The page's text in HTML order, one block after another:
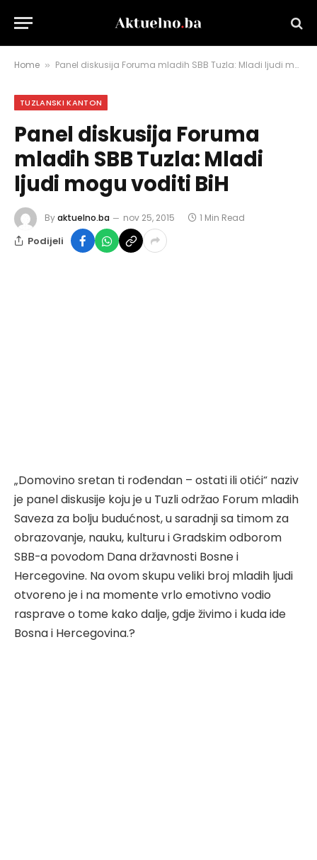
Home » Panel diskusija Foruma mladih SBB Tuzla: Mladi ljudi mogu voditi BiH
TUZLANSKI KANTON
Panel diskusija Foruma
mladih SBB Tuzla: Mladi
ljudi mogu voditi BiH
Byaktuelno.ba nov 25, 2015 1 Min Read
Podijeli
„Domovino sretan ti rođendan – ostati ili otići“ naziv
je panel diskusije koju je u Tuzli održao Forum mladih
Saveza za bolju budućnost, u saradnji sa timom za
obrazovanje, nauku, kulturu i Gradskim odborom
SBB-a povodom Dana državnosti Bosne i
Hercegovine. Na ovom skupu veliki broj mladih ljudi
otvoreno je i na momente vrlo emotivno vodio
rasprave o tome kako dalje, gdje živimo i kuda ide
Bosna i Hercegovina.?